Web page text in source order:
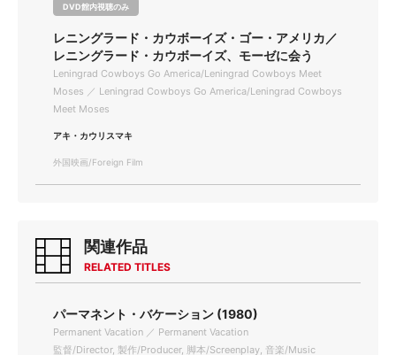
DVD館内視聴のみ
レニングラード・カウボーイズ・ゴー・アメリカ／
レニングラード・カウボーイズ、モーゼに会う
Leningrad Cowboys Go America/Leningrad Cowboys Meet
Moses ／ Leningrad Cowboys Go America/Leningrad Cowboys
Meet Moses
アキ・カウリスマキ
外国映画/Foreign Film
関連作品
RELATED TITLES
パーマネント・バケーション (1980)
Permanent Vacation ／ Permanent Vacation
監督/Director, 製作/Producer, 脚本/Screenplay, 音楽/Music